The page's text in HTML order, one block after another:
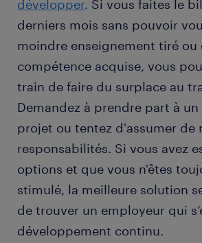
développer. Si vous faites le
derniers mois sans pouvoir
moindre enseignement tiré ou
compétence acquise, vous
train de faire du surplace au
Demandez à prendre part à un
projet ou tentez d'assumer de
responsabilités. Si vous avez
options et que vous n'êtes
stimulé, la meilleure solution
de trouver un employeur qui
développement continu.